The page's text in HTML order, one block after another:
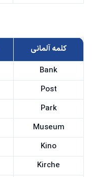
کلمه آلمانی
Bank
Post
Park
Museum
Kino
Kirche